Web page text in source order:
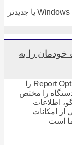
سیستم عامل کامپیوتر شما باید Windows 10 64x یا جدیدتر
خودمان را به
برای این کار باید در زبانه settings، گزینه Report Options را
را مختص
اطلاعات
از امکانات
است.